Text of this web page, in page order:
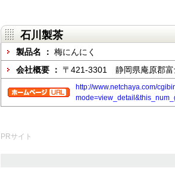
石川製茶
製品名 ： 梅にんにく
会社概要 ： 〒421-3301 静岡県庵原郡富
http://www.netchaya.com/
PRサイト